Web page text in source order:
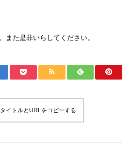
また是非いらしてください。
イトルとURLをコピーする